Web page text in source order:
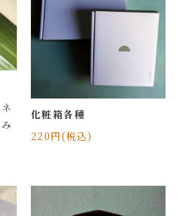
ログイン
お問合せ
ぼこの取り組み
化粧箱各種
220円(税込)